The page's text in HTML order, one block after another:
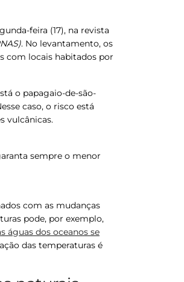
feira (17), na revista
. No levantamento, os
com locais habitados por
o papagaio-de-são-
caso, o risco está
vulcânicas.
sempre o menor
com as mudanças
pode, por exemplo,
águas dos oceanos se
das temperaturas é